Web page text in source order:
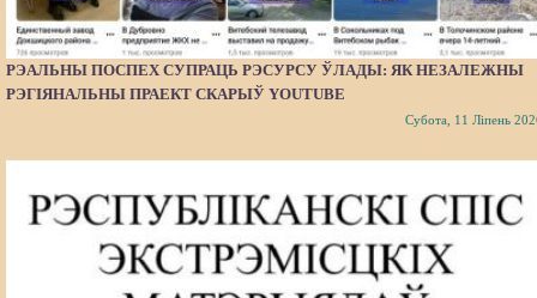
РЭАЛЬНЫ ПОСПЕХ СУПРАЦЬ РЭСУРСУ ЎЛАДЫ: ЯК НЕЗАЛЕЖНЫ
РЭГІЯНАЛЬНЫ ПРАЕКТ СКАРЫЎ YOUTUBE
Субота, 11 Ліпень